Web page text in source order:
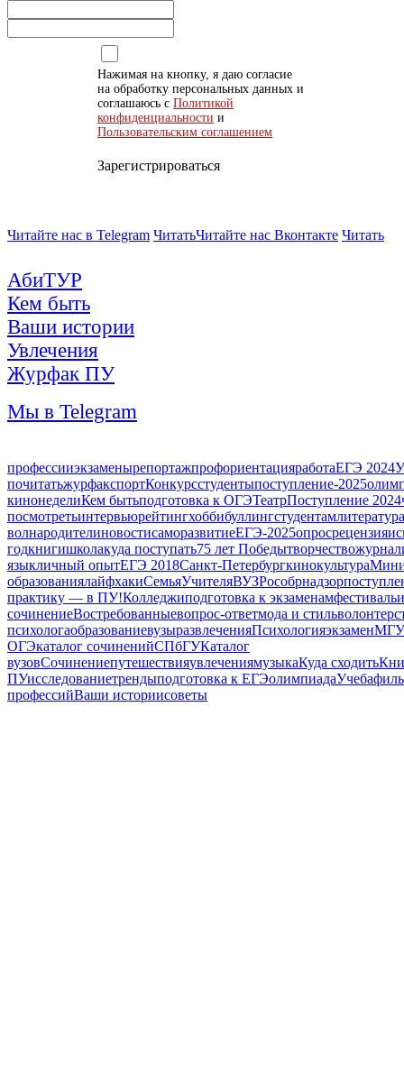
Нажимая на кнопку, я даю согласие
на обработку персональных данных и
соглашаюсь с Политикой
конфиденциальности и
Пользовательским соглашением
Зарегистрироваться
Читайте нас в Telegram ЧитатьЧитайте нас Вконтакте Читать
АбиТУР
Кем быть
Ваши истории
Увлечения
Журфак ПУ
Мы в Telegram
профессииэкзаменырепортажпрофориентацияработаЕГЭ 2024
почитатьжурфакспортКонкурсстудентыпоступление-2025
кинонеделиКем бытьподготовка к ОГЭТеатрПоступление 2024
посмотретьинтервьюрейтингхоббибуллингстудентамлитература
волнародителиновостисаморазвитиеЕГЭ-2025опросрецензия
годкнигишколакуда поступать75 лет Победытворчество
языкличный опытЕГЭ 2018Санкт-Петербургкинокультура
образованиялайфхакиСемьяУчителяВУЗРособрнадзор
практику — в ПУ!Колледжиподготовка к экзаменамфестиваль
сочинениеВостребованныевопрос-ответмода и стиль
психологаобразованиевузыразвлеченияПсихологияэкзаменМГУ
ОГЭкаталог сочиненийСПбГУКаталог
вузовСочинениепутешествияувлечениямузыкаКуда сходить
ПУисследованиетрендыподготовка к ЕГЭолимпиадаУчеба
профессийВаши историисоветы